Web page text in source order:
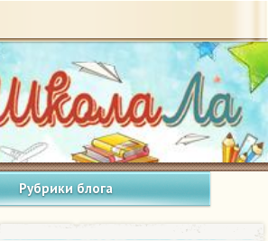
Рубрики блога